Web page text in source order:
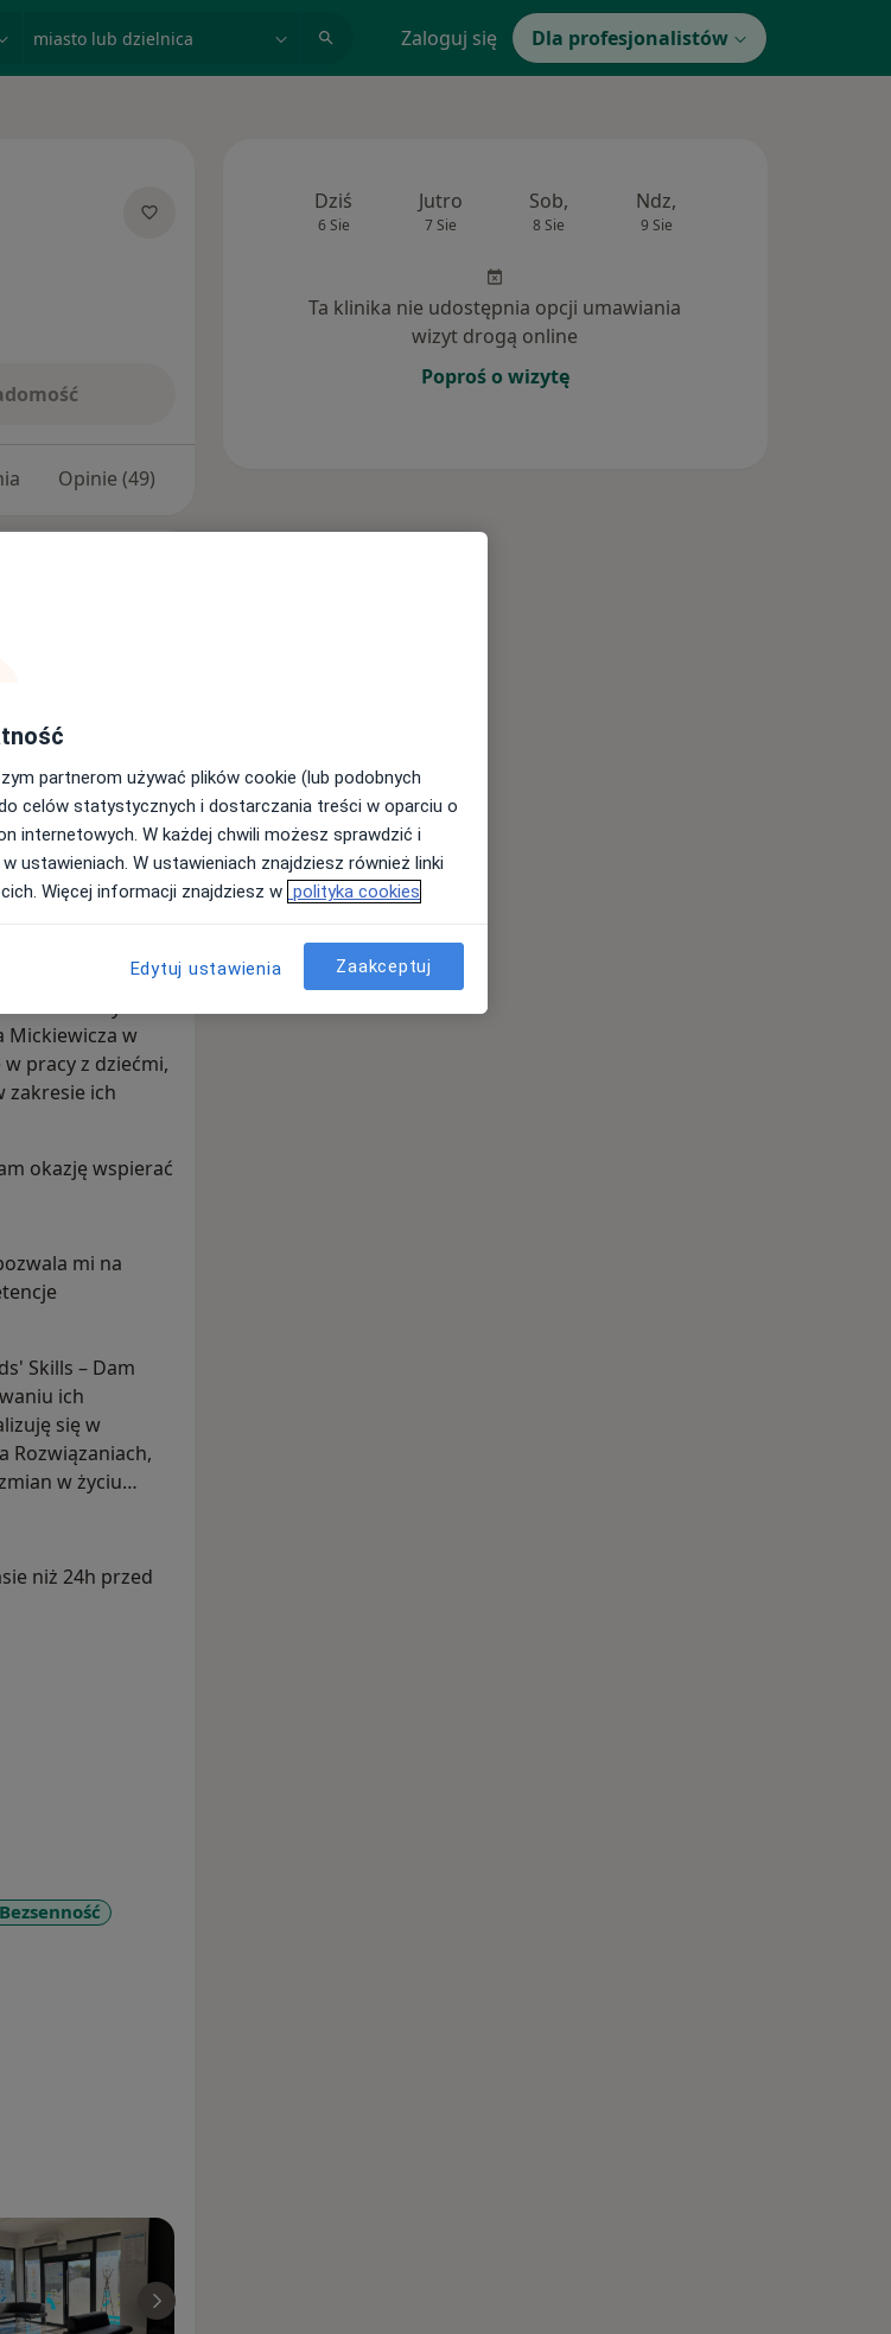
Zaloguj się Dla profesjonalistów
Opinie (49)
które
pierwszym planie
grupę
do
stawiania
na Uniwersytecie
Mickiewicza w
pracy z dziećmi,
zakresie ich
okazję wspierać
mi na
Skills – Dam
ich
się w
Rozwiązaniach,
w życiu
niż 24h przed
Bezsenność
Dziś
6 Sie
Jutro
7 Sie
Sob,
8 Sie
Ndz,
9 Sie
Ta klinika nie udostępnia opcji umawiania
wizyt drogą online
Poproś o wizytę
partnerom używać plików cookie (lub podobnych
celów statystycznych i dostarczania treści w oparciu o
internetowych. W każdej chwili możesz sprawdzić i
ustawieniach. W ustawieniach znajdziesz również linki
Więcej informacji znajdziesz w polityka cookies
Edytuj ustawienia Zaakceptuj